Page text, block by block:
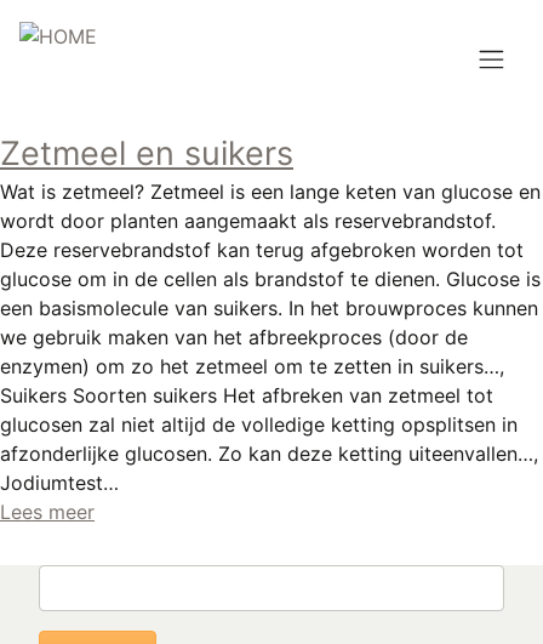
en
gaan
Topmenu
Hoofdnavigatie
HOME
BROUWEN
BLOG
AANBOD
AGENDA
CONTACT
Zetmeel en suikers
Wat is zetmeel? Zetmeel is een lange keten van glucose en
wordt door planten aangemaakt als reservebrandstof.
Deze reservebrandstof kan terug afgebroken worden tot
glucose om in de cellen als brandstof te dienen. Glucose is
een basismolecule van suikers. In het brouwproces kunnen
we gebruik maken van het afbreekproces (door de
enzymen) om zo het zetmeel om te zetten in suikers…,
Suikers Soorten suikers Het afbreken van zetmeel tot
glucosen zal niet altijd de volledige ketting opsplitsen in
afzonderlijke glucosen. Zo kan deze ketting uiteenvallen…,
Jodiumtest…
Lees meer